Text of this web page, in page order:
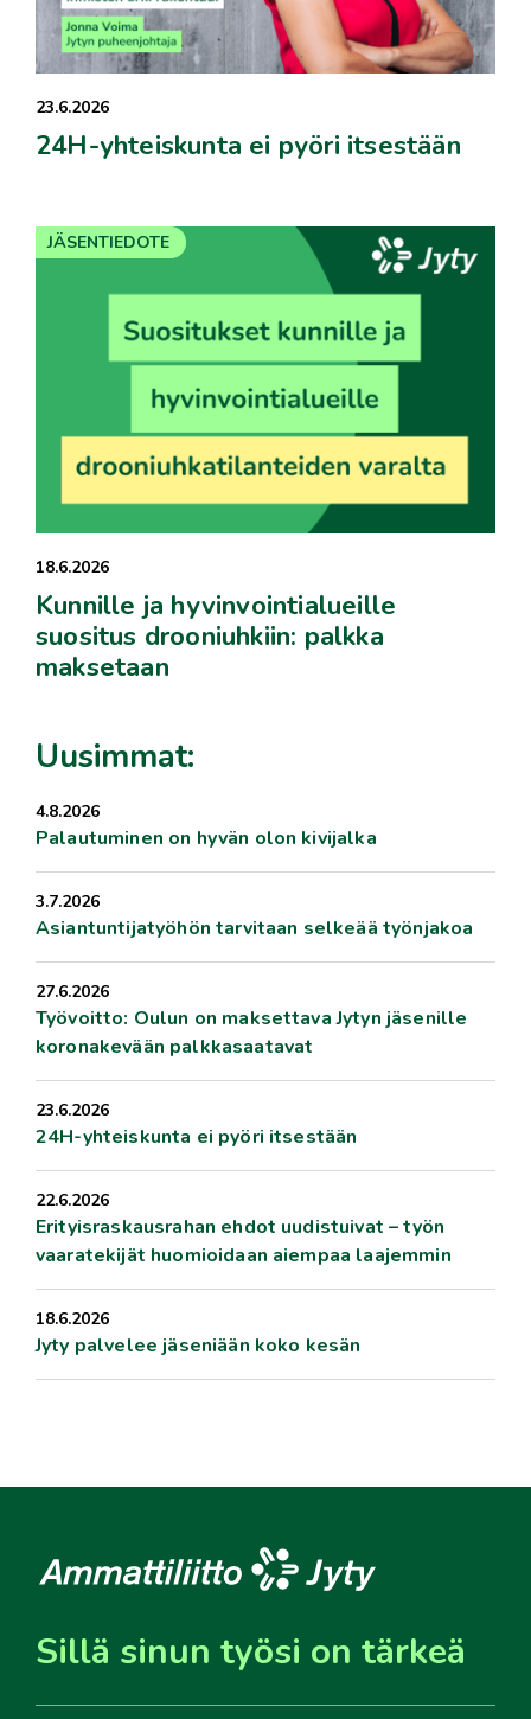
23.6.2026
24H-yhteiskunta ei pyöri itsestään
18.6.2026
Kunnille ja hyvinvointialueille
suositus drooniuhkiin: palkka
maksetaan
JÄSENTIEDOTE
Uusimmat:
4.8.2026
Palautuminen on hyvän olon kivijalka
3.7.2026
Asiantuntijatyöhön tarvitaan selkeää työnjakoa
27.6.2026
Työvoitto: Oulun on maksettava Jytyn jäsenille
koronakevään palkkasaatavat
23.6.2026
24H-yhteiskunta ei pyöri itsestään
22.6.2026
Erityisraskausrahan ehdot uudistuivat – työn
vaaratekijät huomioidaan aiempaa laajemmin
18.6.2026
Jyty palvelee jäseniään koko kesän
Sillä sinun työsi on tärkeä